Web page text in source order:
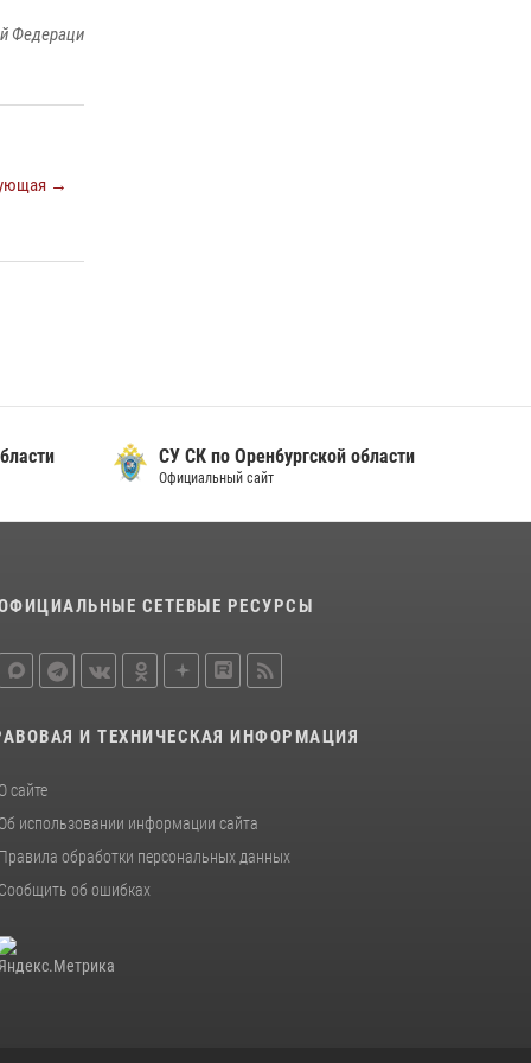
Федераци
→
СУ СК по Орен6ургской области
Официальный сайт
СЕТЕВЫЕ РЕСУРСЫ
И ТЕХНИЧЕСКАЯ ИНФОРМАЦИЯ
О сайте
Об использовании информации сайта
Правила обработки персональных данных
Сообщить об ошибках